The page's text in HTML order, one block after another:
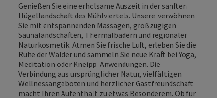
Genießen Sie eine erholsame Auszeit in der sanften
Hügellandschaft des Mühlviertels. Unsere verwöhnen
Sie mit entspannenden Massagen, großzügigen
Saunalandschaften, Thermalbädern und regionaler
Naturkosmetik. Atmen Sie frische Luft, erleben Sie die
Ruhe der Wälder und sammeln Sie neue Kraft bei Yoga,
Meditation oder Kneipp-Anwendungen. Die
Verbindung aus ursprünglicher Natur, vielfältigen
Wellnessangeboten und herzlicher Gastfreundschaft
macht Ihren Aufenthalt zu etwas Besonderem. Ob für